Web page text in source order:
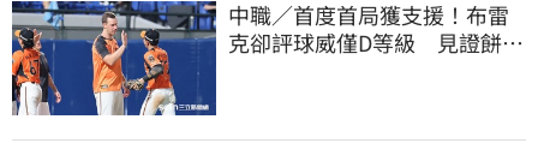
中職／首度首局獲支援！布雷
克卻評球威僅D等級 見證餅總